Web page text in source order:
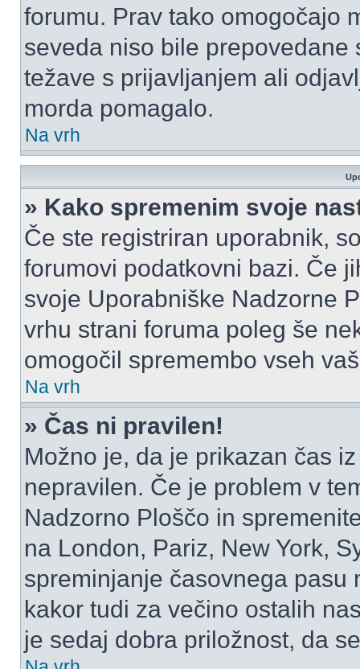
forumu. Prav tako omogočajo
seveda niso bile
težave s prijavljanjem ali
morda pomagalo.
Na vrh
» Kako spremenim svoje
Če ste registriran uporabnik,
forumovi podatkovni bazi. Če
svoje Uporabniške Nadzorne
vrhu strani foruma poleg še
omogočil spremembo vseh
Na vrh
» Čas ni pravilen!
Možno je, da je prikazan čas
nepravilen. Če je problem v
Nadzorno Ploščo in
na London, Pariz, New York,
spreminjanje časovnega pasu
kakor tudi za večino ostalih
je sedaj dobra priložnost, da